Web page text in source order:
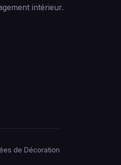
intérieur.
de Décoration